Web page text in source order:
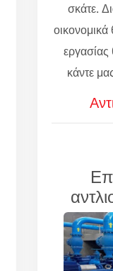
σκάτε.
εργασίας
κάντε